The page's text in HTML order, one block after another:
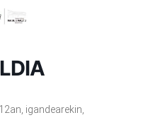
igandearekin,